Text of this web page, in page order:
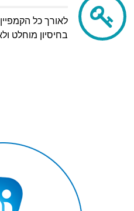
לאורך כל
בחיסיון מוחלט